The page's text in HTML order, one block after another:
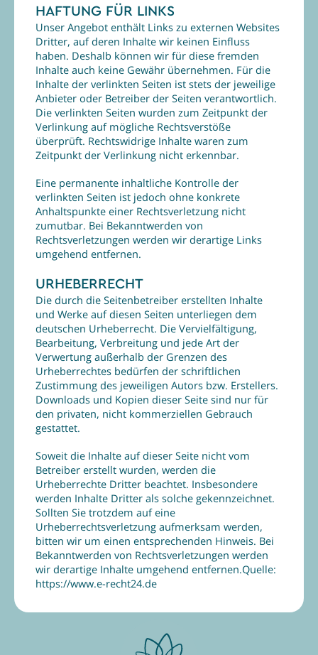
HAFTUNG FÜR LINKS
Unser Angebot enthält Links zu externen Websites
Dritter, auf deren Inhalte wir keinen Einfluss
haben. Deshalb können wir für diese fremden
Inhalte auch keine Gewähr übernehmen. Für die
Inhalte der verlinkten Seiten ist stets der jeweilige
Anbieter oder Betreiber der Seiten verantwortlich.
Die verlinkten Seiten wurden zum Zeitpunkt der
Verlinkung auf mögliche Rechtsverstöße
überprüft. Rechtswidrige Inhalte waren zum
Zeitpunkt der Verlinkung nicht erkennbar.
Eine permanente inhaltliche Kontrolle der
verlinkten Seiten ist jedoch ohne konkrete
Anhaltspunkte einer Rechtsverletzung nicht
zumutbar. Bei Bekanntwerden von
Rechtsverletzungen werden wir derartige Links
umgehend entfernen.
URHEBERRECHT
Die durch die Seitenbetreiber erstellten Inhalte
und Werke auf diesen Seiten unterliegen dem
deutschen Urheberrecht. Die Vervielfältigung,
Bearbeitung, Verbreitung und jede Art der
Verwertung außerhalb der Grenzen des
Urheberrechtes bedürfen der schriftlichen
Zustimmung des jeweiligen Autors bzw. Erstellers.
Downloads und Kopien dieser Seite sind nur für
den privaten, nicht kommerziellen Gebrauch
gestattet.
Soweit die Inhalte auf dieser Seite nicht vom
Betreiber erstellt wurden, werden die
Urheberrechte Dritter beachtet. Insbesondere
werden Inhalte Dritter als solche gekennzeichnet.
Sollten Sie trotzdem auf eine
Urheberrechtsverletzung aufmerksam werden,
bitten wir um einen entsprechenden Hinweis. Bei
Bekanntwerden von Rechtsverletzungen werden
wir derartige Inhalte umgehend entfernen.Quelle:
https://www.e-recht24.de